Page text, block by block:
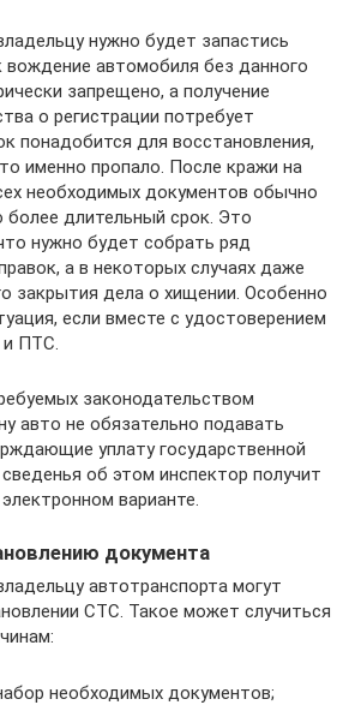
нужно будет запастись
вождение автомобиля без данного
запрещено, а получение
о регистрации потребует
понадобится для восстановления,
именно пропало. После кражи на
необходимых документов обычно
более длительный срок. Это
нужно будет собрать ряд
а в некоторых случаях даже
закрытия дела о хищении. Особенно
если вместе с удостоверением
и ПТС.
законодательством
авто не обязательно подавать
уплату государственной
об этом инспектор получит
варианте.
документа
автотранспорта могут
СТС. Такое может случиться
необходимых документов;